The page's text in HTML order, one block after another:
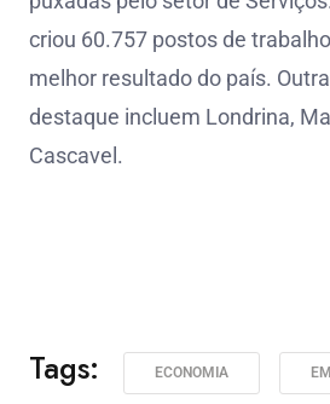
criou 60.757 postos de
melhor resultado do país.
destaque incluem Londrina,
Cascavel.
Tags: ECONOMIA